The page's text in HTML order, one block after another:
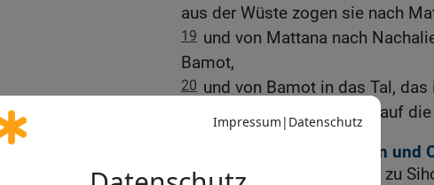
aus der Wüste zogen sie nach
19 und von Mattana nach
Bamot,
20 und von Bamot in das Tal,
dem Gipfel des Pisga, der auf
Sieg über die Könige Sihon und
21 Und Israel sandte Boten zu